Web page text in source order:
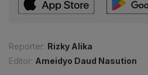
Reporter: Rizky Alika
Editor: Ameidyo Daud Nasution